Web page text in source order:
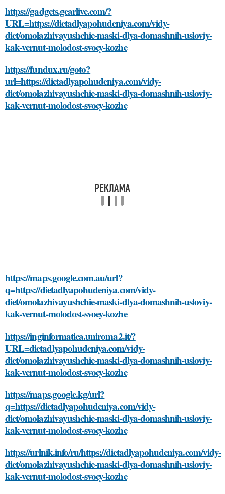
https://gadgets.gearlive.com/?
URL=https://dietadlyapohudeniya.com/vidy-
diet/omolazhivayushchie-maski-dlya-domashnih-usloviy-
kak-vernut-molodost-svoey-kozhe
https://fundux.ru/goto?
url=https://dietadlyapohudeniya.com/vidy-
diet/omolazhivayushchie-maski-dlya-domashnih-usloviy-
kak-vernut-molodost-svoey-kozhe
https://maps.google.com.au/url?
q=https://dietadlyapohudeniya.com/vidy-
diet/omolazhivayushchie-maski-dlya-domashnih-usloviy-
kak-vernut-molodost-svoey-kozhe
https://inginformatica.uniroma2.it/?
URL=dietadlyapohudeniya.com/vidy-
diet/omolazhivayushchie-maski-dlya-domashnih-usloviy-
kak-vernut-molodost-svoey-kozhe
https://maps.google.kg/url?
q=https://dietadlyapohudeniya.com/vidy-
diet/omolazhivayushchie-maski-dlya-domashnih-usloviy-
kak-vernut-molodost-svoey-kozhe
https://urlnik.info/ru/https://dietadlyapohudeniya.com/vidy-
diet/omolazhivayushchie-maski-dlya-domashnih-usloviy-
kak-vernut-molodost-svoey-kozhe